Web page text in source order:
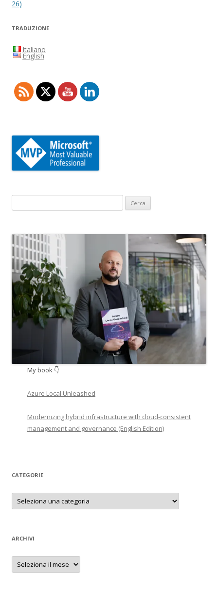
26)
TRADUZIONE
Italiano
English
per:
My book 👇
Azure Local Unleashed
Modernizing hybrid infrastructure with cloud-consistent
management and governance (English Edition)
CATEGORIE
Categorie
ARCHIVI
Archivi